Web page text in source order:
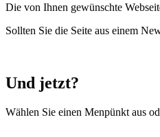
Die von Ihnen gewünschte
Sollten Sie die Seite aus einem
Und jetzt?
Wählen Sie einen Menpünkt aus